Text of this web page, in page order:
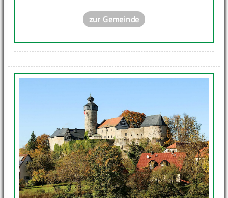
zur Gemeinde